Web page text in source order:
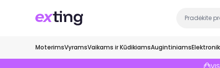
MoterimsVyramsVaikams ir KūdikiamsAugintiniams